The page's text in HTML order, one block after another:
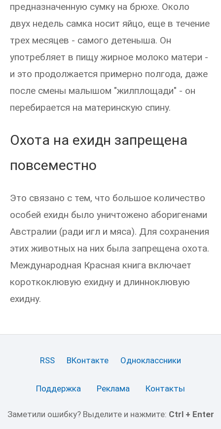
предназначенную сумку на брюхе. Около
двух недель самка носит яйцо, еще в течение
трех месяцев - самого детеныша. Он
употребляет в пищу жирное молоко матери -
и это продолжается примерно полгода, даже
после смены малышом "жилплощади" - он
перебирается на материнскую спину.
Охота на ехидн запрещена
повсеместно
Это связано с тем, что большое количество
особей ехидн было уничтожено аборигенами
Австралии (ради игл и мяса). Для сохранения
этих животных на них была запрещена охота.
Международная Красная книга включает
короткоклювую ехидну и длинноклювую
ехидну.
RSS ВКонтакте Одноклассники
Поддержка Реклама Контакты
Заметили ошибку? Выделите и нажмите: Ctrl + Enter